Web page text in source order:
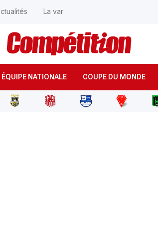
ÉQUIPE NATIONALE COUPE DU MONDE
La var